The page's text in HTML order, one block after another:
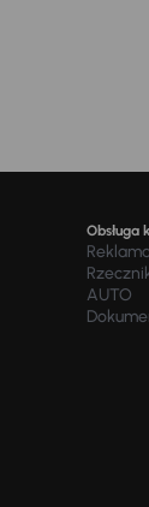
Obsługa
AUTO